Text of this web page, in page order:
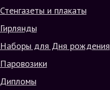
Стенгазеты и плакаты
Гирлянды
Наборы для Дня рождения
Паровозики
Дипломы